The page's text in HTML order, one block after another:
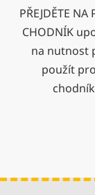
PŘEJDĚTE NA
CHODNÍK
na nutnost
použít